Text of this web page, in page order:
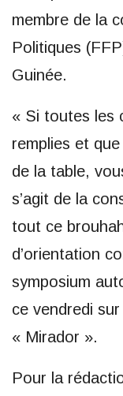
membre de la
Politiques
Guinée.
« Si toutes les
remplies et
de la table,
s’agit de la
tout ce
d’orientation
symposium
ce vendredi
« Mirador ».
Pour la